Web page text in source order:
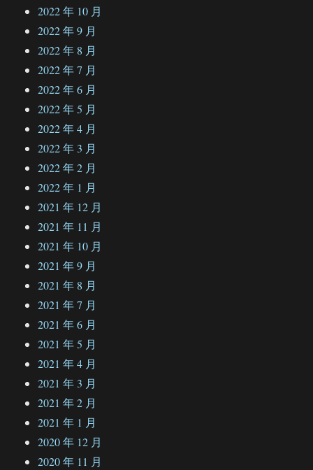
2022 年 10 月
2022 年 9 月
2022 年 8 月
2022 年 7 月
2022 年 6 月
2022 年 5 月
2022 年 4 月
2022 年 3 月
2022 年 2 月
2022 年 1 月
2021 年 12 月
2021 年 11 月
2021 年 10 月
2021 年 9 月
2021 年 8 月
2021 年 7 月
2021 年 6 月
2021 年 5 月
2021 年 4 月
2021 年 3 月
2021 年 2 月
2021 年 1 月
2020 年 12 月
2020 年 11 月